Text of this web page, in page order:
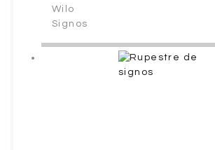
Wilo
Signos